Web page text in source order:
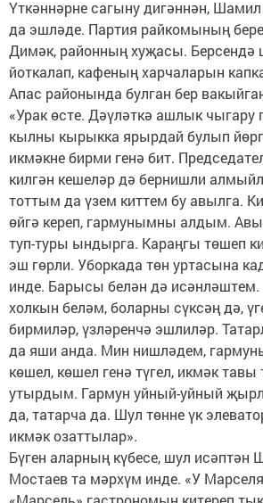
Үткәннәрне сагыну дигәннән,
да эшләде. Партия райкомының
Димәк, районның хуҗасы. Берсендә
йоткалап, кафеның харчаларын
Апас районында булган бер
«Урак өсте. Дәүләткә ашлык чыгару
кылны кырыкка ярырдай булып
икмәкне бирми генә бит.
килгән кешеләр дә бернишли
тоттым да үзем киттем бу авылга.
өйгә кереп, гармунымны алдым.
туп-туры ындырга. Караңгы төшеп
эш гөрли. Уборкада төн уртасына
инде. Барысы белән дә
холкын беләм, боларны сүксәң дә,
бирмиләр, үзләренчә эшлиләр.
да яши анда. Мин нишләдем,
көшел, көшел генә түгел, икмәк тавы
утырдым. Гармун уйный-уйный
да, татарча да. Шул төнне үк
икмәк озаттылар».
Бүген аларның күбесе, шул исәптән
Мостаев та мәрхүм инде. «У